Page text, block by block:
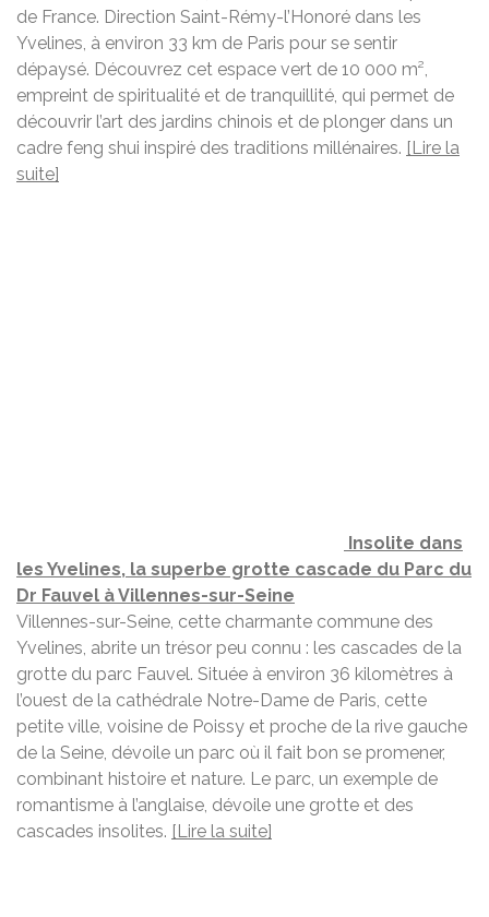
de France. Direction Saint-Rémy-l’Honoré dans les
Yvelines, à environ 33 km de Paris pour se sentir
dépaysé. Découvrez cet espace vert de 10 000 m²,
empreint de spiritualité et de tranquillité, qui permet de
découvrir l’art des jardins chinois et de plonger dans un
cadre feng shui inspiré des traditions millénaires. [Lire la
suite]
Insolite dans
les Yvelines, la superbe grotte cascade du Parc du
Dr Fauvel à Villennes-sur-Seine
Villennes-sur-Seine, cette charmante commune des
Yvelines, abrite un trésor peu connu : les cascades de la
grotte du parc Fauvel. Située à environ 36 kilomètres à
l’ouest de la cathédrale Notre-Dame de Paris, cette
petite ville, voisine de Poissy et proche de la rive gauche
de la Seine, dévoile un parc où il fait bon se promener,
combinant histoire et nature. Le parc, un exemple de
romantisme à l’anglaise, dévoile une grotte et des
cascades insolites. [Lire la suite]